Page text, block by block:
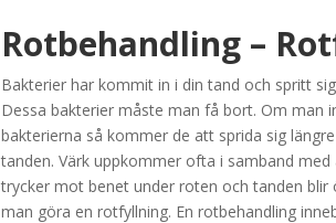
Rotbehandling –
Bakterier har kommit in i din tand och spritt
Dessa bakterier måste man få bort. Om man
bakterierna så kommer de att sprida sig
tanden. Värk uppkommer ofta i samband
trycker mot benet under roten och tanden blir
man göra en rotfyllning. En rotbehandling